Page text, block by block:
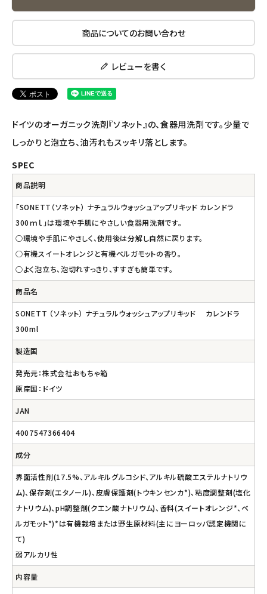
エコリュクス
エコメイト
コラム・スタッフのおすすめ
ご利用ガイド等
アカウント情報
ようこそ ゲスト 様
meeting_room ログイン person 会員登録
商品についてのお問い合わせ
レビューを書く
ドイツのオーガニック洗剤『ソネット』の、食器用洗剤です。少量で
しっかりと泡立ち、油汚れもスッキリ落とします。
SPEC
商品説明
「SONETT（ソネット） ナチュラルウォッシュアップリキッド カレンドラ
300ｍｌ」は環境や手肌にやさしい食器用洗剤です。
○環境や手肌にやさしく、使用後は分解し自然に戻ります。
○有機スイートオレンジと有機ベルガモットの香り。
○よく泡立ち、泡切れすっきり、すすぎも簡単です。
商品名
SONETT （ソネット） ナチュラルウォッシュアップリキッド カレンドラ
300ml
製造国
発売元：株式会社おもちゃ箱
原産国：ドイツ
JAN
4007547366404
成分
界面活性剤(17.5%、アルキルグルコシド、アルキル硫酸エステルナトリウ
ム)、保存剤(エタノール)、皮膚保護剤(トウキンセンカ*)、粘度調整剤(塩化
ナトリウム)、pH調整剤(クエン酸ナトリウム)、香料(スイートオレンジ*、ベ
ルガモット*)*は有機栽培または野生原材料(主にヨーロッパ認定機関に
て)
弱アルカリ性
内容量